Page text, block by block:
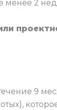
менее 2
9